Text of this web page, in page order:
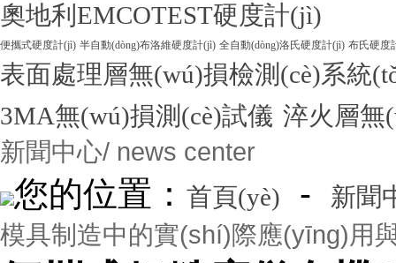
奧地利EMCOTEST硬度計(jì)
便攜式硬度計(jì) 半自動(dòng)布洛維硬度計(jì) 全自動(dòng)洛氏硬度計(jì) 布氏硬度
表面處理層無(wú)損檢測(cè)系統
3MA無(wú)損測(cè)試儀 淬火層無
新聞中心/ news center
您的位置： 首頁(yè) - 新聞
模具制造中的實(shí)際應(yīng)用